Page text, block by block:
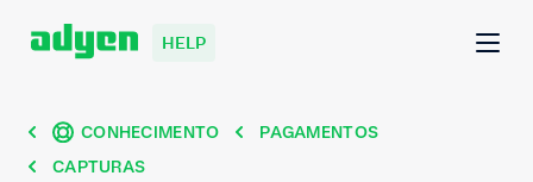
HELP
CONHECIMENTO
PAGAMENTOS
CAPTURAS